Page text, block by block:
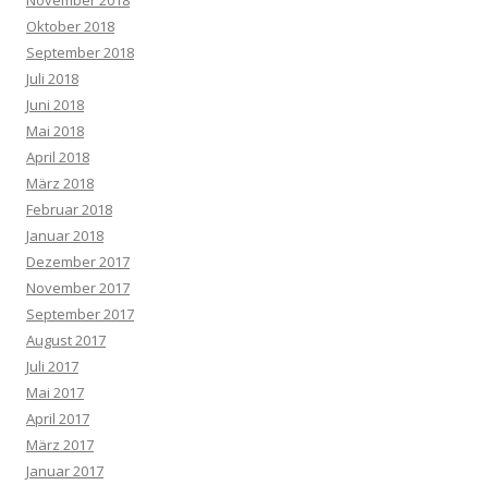
Oktober 2018
September 2018
Juli 2018
Juni 2018
Mai 2018
April 2018
März 2018
Februar 2018
Januar 2018
Dezember 2017
November 2017
September 2017
August 2017
Juli 2017
Mai 2017
April 2017
März 2017
Januar 2017